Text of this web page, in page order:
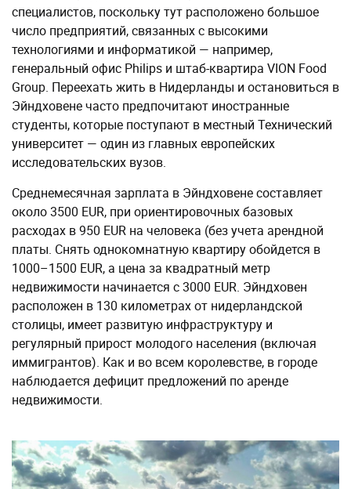
специалистов, поскольку тут расположено большое
число предприятий, связанных с высокими
технологиями и информатикой — например,
генеральный офис Philips и штаб-квартира VION Food
Group. Переехать жить в Нидерланды и остановиться в
Эйндховене часто предпочитают иностранные
студенты, которые поступают в местный Технический
университет — один из главных европейских
исследовательских вузов.
Среднемесячная зарплата в Эйндховене составляет
около 3500 EUR, при ориентировочных базовых
расходах в 950 EUR на человека (без учета арендной
платы. Снять однокомнатную квартиру обойдется в
1000–1500 EUR, а цена за квадратный метр
недвижимости начинается с 3000 EUR. Эйндховен
расположен в 130 километрах от нидерландской
столицы, имеет развитую инфраструктуру и
регулярный прирост молодого населения (включая
иммигрантов). Как и во всем королевстве, в городе
наблюдается дефицит предложений по аренде
недвижимости.